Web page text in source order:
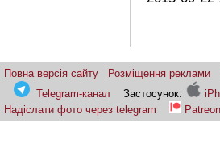
Повна версія сайту Розміщення реклами
Telegram-канал
Застосунок:
Надіслати фото через telegram
Patreon